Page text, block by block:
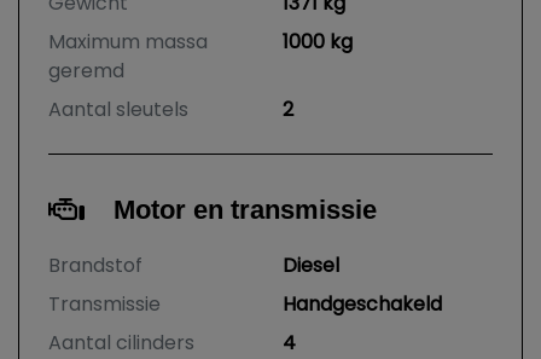
Maximum massa
geremd
1000 kg
Aantal sleutels 2
Motor en transmissie
Brandstof
Diesel
Transmissie
Handgeschakeld
Aantal cilinders
4